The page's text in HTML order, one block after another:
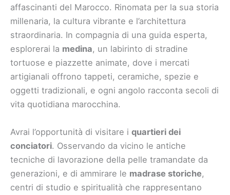
affascinanti del Marocco. Rinomata per la sua storia
millenaria, la cultura vibrante e l’architettura
straordinaria. In compagnia di una guida esperta,
esplorerai la medina, un labirinto di stradine
tortuose e piazzette animate, dove i mercati
artigianali offrono tappeti, ceramiche, spezie e
oggetti tradizionali, e ogni angolo racconta secoli di
vita quotidiana marocchina.
Avrai l’opportunità di visitare i quartieri dei
conciatori. Osservando da vicino le antiche
tecniche di lavorazione della pelle tramandate da
generazioni, e di ammirare le madrase storiche,
centri di studio e spiritualità che rappresentano